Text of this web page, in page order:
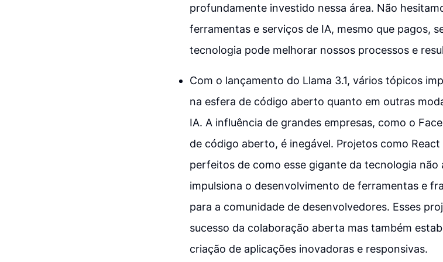
profundamente investido nessa área. Não
ferramentas e serviços de IA, mesmo que pagos,
tecnologia pode melhorar nossos processos e
Com o lançamento do Llama 3.1, vários tópicos
na esfera de código aberto quanto em outras
IA. A influência de grandes empresas, como o
de código aberto, é inegável. Projetos como
perfeitos de como esse gigante da tecnologia não
impulsiona o desenvolvimento de ferramentas e
para a comunidade de desenvolvedores. Esses
sucesso da colaboração aberta mas também
criação de aplicações inovadoras e responsivas.